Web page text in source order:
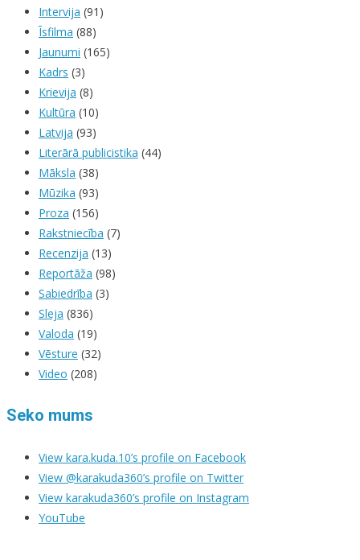
Intervija (91)
Īsfilma (88)
Jaunumi (165)
Kadrs (3)
Krievija (8)
Kultūra (10)
Latvija (93)
Literārā publicistika (44)
Māksla (38)
Mūzika (93)
Proza (156)
Rakstniecība (7)
Recenzija (13)
Reportāža (98)
Sabiedrība (3)
Sleja (836)
Valoda (19)
Vēsture (32)
Video (208)
Seko mums
View kara.kuda.10’s profile on Facebook
View @karakuda360’s profile on Twitter
View karakuda360’s profile on Instagram
YouTube